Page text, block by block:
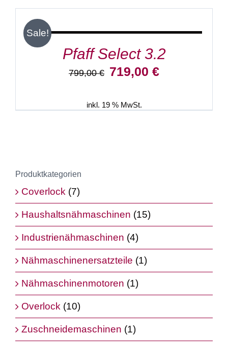
Sale!
Pfaff Select 3.2
799,00€ Ursprünglicher
799,00 €
719,00 €Aktueller
inkl. 19 % MwSt.
Produktkategorien
Coverlock (7)
Haushaltsnähmaschinen (15)
Industrienähmaschinen (4)
Nähmaschinenersatzteile (1)
Nähmaschinenmotoren (1)
Overlock (10)
Zuschneidemaschinen (1)